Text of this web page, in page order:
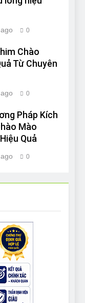
0
Chào
Từ Chuyên
0
Pháp Kích
Mào
Quả
0